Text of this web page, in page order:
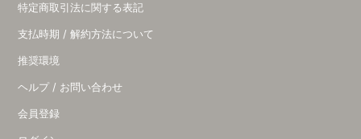
特定商取引法に関する表記
支払時期 / 解約方法について
推奨環境
ヘルプ / お問い合わせ
会員登録